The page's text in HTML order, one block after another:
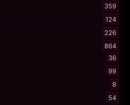
359
124
226
864
36
99
8
54